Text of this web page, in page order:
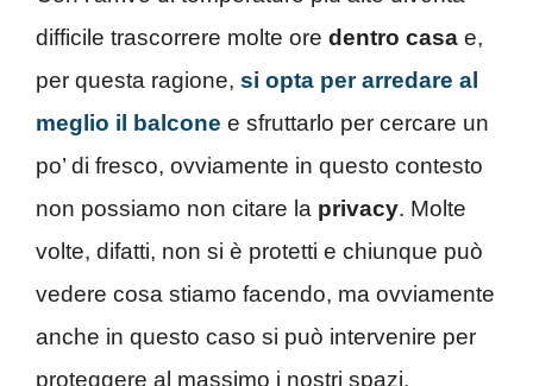
difficile trascorrere molte ore dentro casa e,
per questa ragione, si opta per arredare al
meglio il balcone e sfruttarlo per cercare un
po’ di fresco, ovviamente in questo contesto
non possiamo non citare la privacy. Molte
volte, difatti, non si è protetti e chiunque può
vedere cosa stiamo facendo, ma ovviamente
anche in questo caso si può intervenire per
proteggere al massimo i nostri spazi.